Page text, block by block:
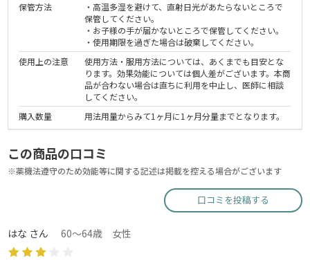
保管方法
・高温多湿を避けて、直射日光があたらないところで
保管してください。
・お子様の手が届かないところで保管してください。
・使用期限を過ぎた場合は破棄してください。
使用上の注意
使用方法・服用方法については、あくまでも目安とな
ります。効果効能については個人差がございます。本商
品が合わない場合は直ちに利用を中止し、医師に相談
してください。
購入数量
用法用量からみて1ヶ月に1ヶ月分量までとなります。
この商品の口コミ
※薬機法遵守のため効能等に関する記述は掲載を控える場合がございます
口コミを投稿する
はな さん 60～64歳 女性